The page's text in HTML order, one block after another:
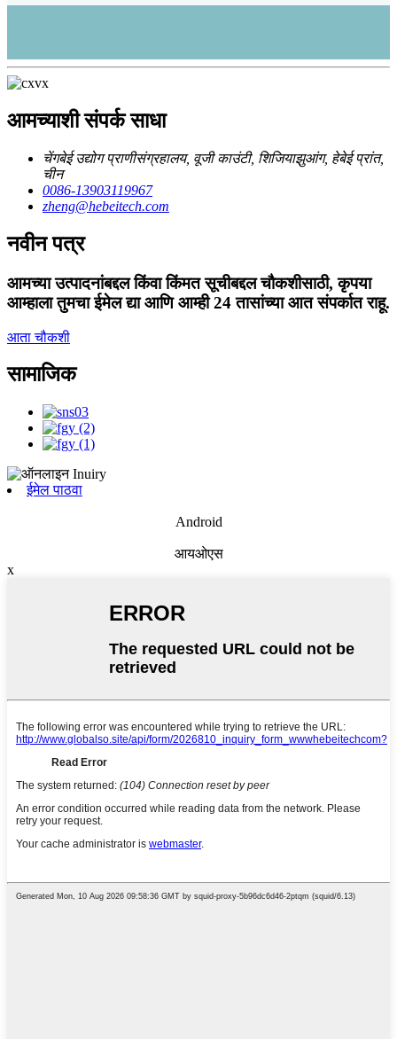
आमच्याशी संपर्क साधा
चेंगबेई उद्योग प्राणीसंग्रहालय, वूजी काउंटी, शिजियाझुआंग, हेबेई प्रांत,
चीन
0086-13903119967
zheng@hebeitech.com
नवीन पत्र
आमच्या उत्पादनांबद्दल किंवा किंमत सूचीबद्दल चौकशीसाठी, कृपया
आम्हाला तुमचा ईमेल द्या आणि आम्ही 24 तासांच्या आत संपर्कात राहू.
आता चौकशी
सामाजिक
ईमेल पाठवा
Android
आयओएस
x